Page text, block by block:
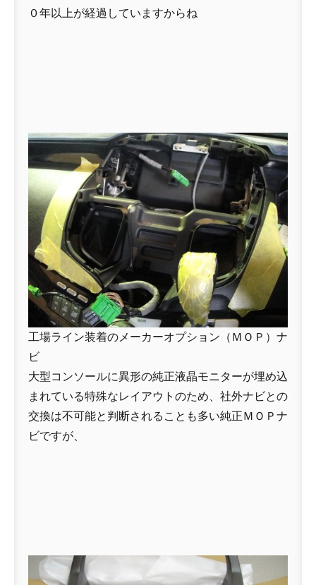
０年以上が経過していますからね
工場ライン装着のメーカーオプション（ＭＯＰ）ナ
ビ
大型コンソールに異形の純正液晶モニターが埋め込
まれている特殊なレイアウトのため、社外ナビとの
交換は不可能と判断されることも多い純正ＭＯＰナ
ビですが、